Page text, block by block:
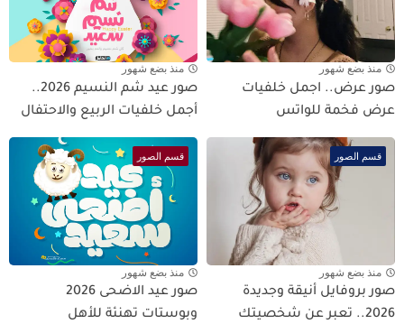
منذ بضع شهور
صور عرض.. اجمل خلفيات
عرض فخمة للواتس
منذ بضع شهور
صور عيد شم النسيم 2026..
أجمل خلفيات الربيع والاحتفال
قسم الصور
منذ بضع شهور
صور بروفايل أنيقة وجديدة
2026.. تعبر عن شخصيتك
قسم الصور
منذ بضع شهور
صور عيد الاضحى 2026
وبوستات تهنئة للأهل